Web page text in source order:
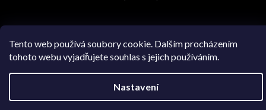
Tento web používá soubory cookie. Dalším procházením
tohoto webu vyjadřujete souhlas s jejich používáním.
Nastavení
Copyright 2026Swimsuit.cz. Všechna práva vyhrazena.